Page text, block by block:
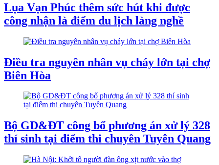
Lụa Vạn Phúc thêm sức hút khi được
công nhận là điểm du lịch làng nghề
Điều tra nguyên nhân vụ cháy lớn tại chợ
Biên Hòa
Bộ GD&ĐT công bố phương án xử lý 328
thí sinh tại điểm thi chuyên Tuyên Quang